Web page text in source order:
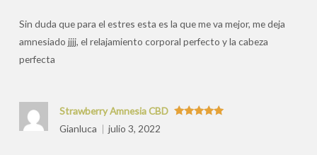
Sin duda que para el estres esta es la que me va mejor, me deja
amnesiado jjjj, el relajamiento corporal perfecto y la cabeza
perfecta
Strawberry Amnesia CBD
Gianluca
julio 3, 2022